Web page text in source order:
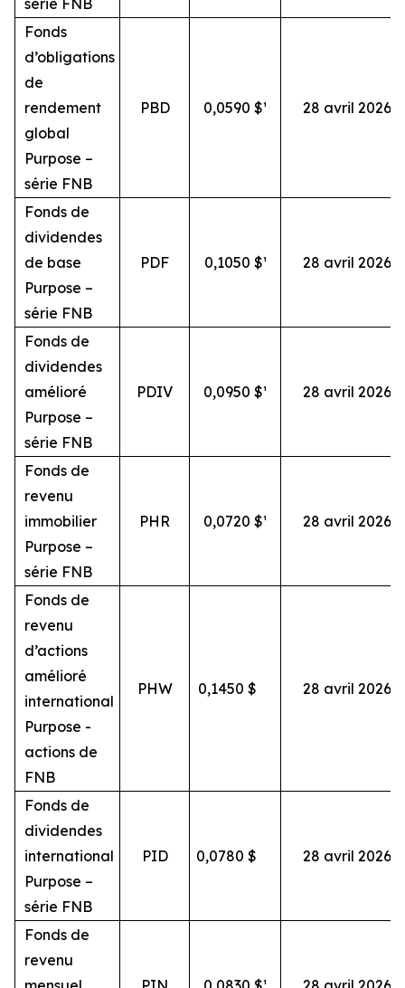
série FNB
Fonds
d’obligations
de
rendement
global
Purpose –
série FNB
PBD 0,0590 $¹ 28 avril 2026
Fonds de
dividendes
de base
Purpose –
série FNB
PDF 0,1050 $¹ 28 avril 2026
Fonds de
dividendes
amélioré
Purpose –
série FNB
PDIV 0,0950 $¹ 28 avril 2026
Fonds de
revenu
immobilier
Purpose –
série FNB
PHR 0,0720 $¹ 28 avril 2026
Fonds de
revenu
d’actions
amélioré
international
Purpose -
actions de
FNB
PHW 0,1450 $ 28 avril 2026
Fonds de
dividendes
international
Purpose –
série FNB
PID 0,0780 $ 28 avril 2026
Fonds de
revenu